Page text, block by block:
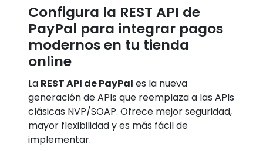
Configura la REST API de
PayPal para integrar pagos
modernos en tu tienda
online
La REST API de PayPal es la nueva
generación de APIs que reemplaza a las APIs
clásicas NVP/SOAP. Ofrece mejor seguridad,
mayor flexibilidad y es más fácil de
implementar.